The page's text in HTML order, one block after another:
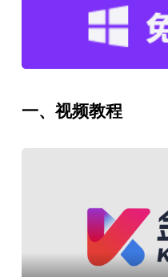
一、视频教程